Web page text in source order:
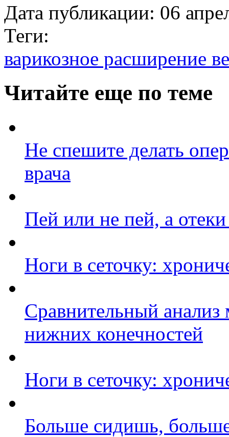
Дата публикации: 06
Теги:
варикозное расширение
Читайте еще по теме
Не спешите делать
врача
Пей или не пей, а
Ноги в сеточку:
Сравнительный анализ
нижних конечностей
Ноги в сеточку:
Больше сидишь,